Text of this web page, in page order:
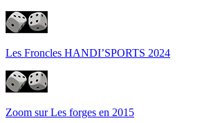
Les Froncles HANDI’SPORTS 2024
Zoom sur Les forges en 2015